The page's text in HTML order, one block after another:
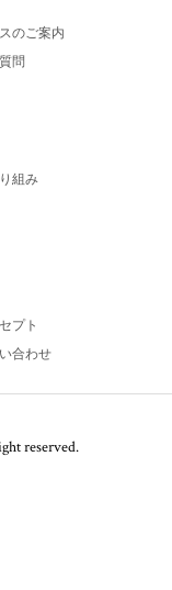
のご案内
問
組み
プト
合わせ
reserved.